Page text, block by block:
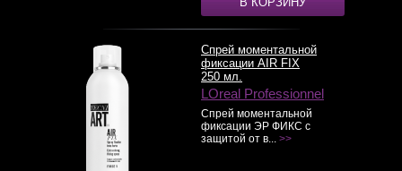
Спрей моментальной
фиксации AIR FIX
250 мл.
LOreal Professionnel
Спрей моментальной
фиксации ЭР ФИКС с
защитой от в... >>